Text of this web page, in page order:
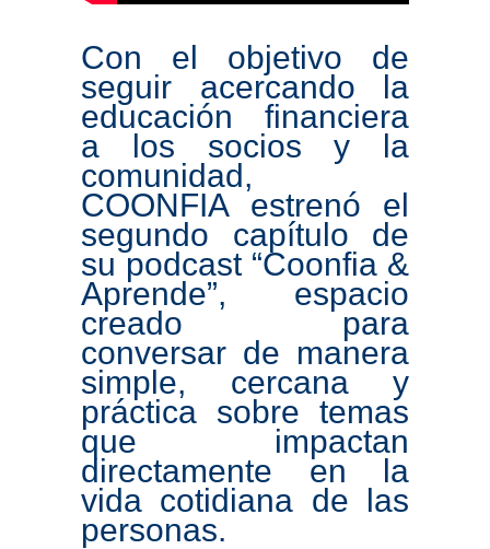
Con el objetivo de
seguir acercando la
educación financiera
a los socios y la
comunidad,
COONFIA estrenó el
segundo capítulo de
su podcast “Coonfia &
Aprende”, espacio
creado para
conversar de manera
simple, cercana y
práctica sobre temas
que impactan
directamente en la
vida cotidiana de las
personas.